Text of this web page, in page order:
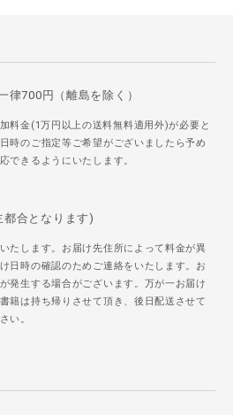
700円（離島を除く）
料金(1万円以上の送料無料適用外)が必要と
時のご指定等ご希望がございましたら予め
できるようにいたします。
都合となります)
たします。お届け先住所によって料金が異
日時の確認のためご連絡をいたします。お
発生する場合がございます。万が一お届け
籍は持ち帰りさせて頂き、後日配送させて
い。